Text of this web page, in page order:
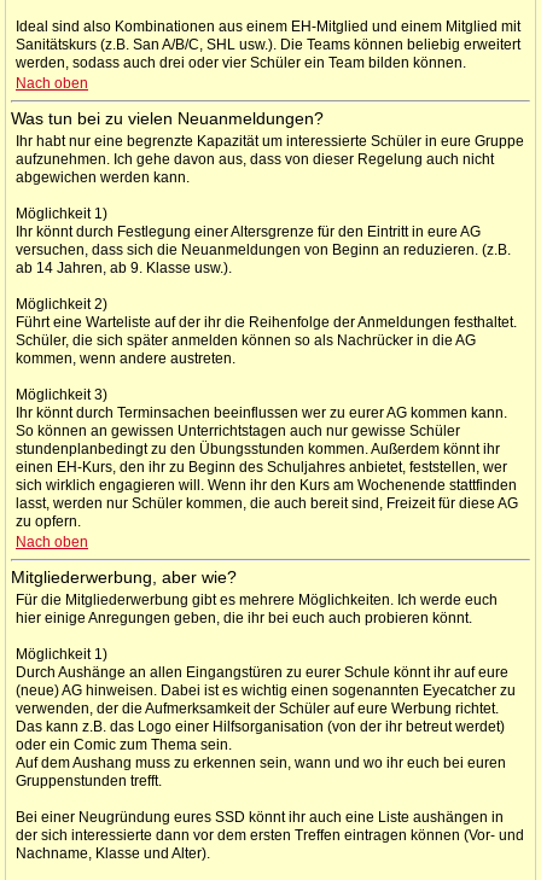
Ideal sind also Kombinationen aus einem EH-Mitglied und einem Mitglied mit
Sanitätskurs (z.B. San A/B/C, SHL usw.). Die Teams können beliebig erweitert
werden, sodass auch drei oder vier Schüler ein Team bilden können.
Nach oben
Was tun bei zu vielen Neuanmeldungen?
Ihr habt nur eine begrenzte Kapazität um interessierte Schüler in eure Gruppe
aufzunehmen. Ich gehe davon aus, dass von dieser Regelung auch nicht
abgewichen werden kann.
Möglichkeit 1)
Ihr könnt durch Festlegung einer Altersgrenze für den Eintritt in eure AG
versuchen, dass sich die Neuanmeldungen von Beginn an reduzieren. (z.B.
ab 14 Jahren, ab 9. Klasse usw.).
Möglichkeit 2)
Führt eine Warteliste auf der ihr die Reihenfolge der Anmeldungen festhaltet.
Schüler, die sich später anmelden können so als Nachrücker in die AG
kommen, wenn andere austreten.
Möglichkeit 3)
Ihr könnt durch Terminsachen beeinflussen wer zu eurer AG kommen kann.
So können an gewissen Unterrichtstagen auch nur gewisse Schüler
stundenplanbedingt zu den Übungsstunden kommen. Außerdem könnt ihr
einen EH-Kurs, den ihr zu Beginn des Schuljahres anbietet, feststellen, wer
sich wirklich engagieren will. Wenn ihr den Kurs am Wochenende stattfinden
lasst, werden nur Schüler kommen, die auch bereit sind, Freizeit für diese AG
zu opfern.
Nach oben
Mitgliederwerbung, aber wie?
Für die Mitgliederwerbung gibt es mehrere Möglichkeiten. Ich werde euch
hier einige Anregungen geben, die ihr bei euch auch probieren könnt.
Möglichkeit 1)
Durch Aushänge an allen Eingangstüren zu eurer Schule könnt ihr auf eure
(neue) AG hinweisen. Dabei ist es wichtig einen sogenannten Eyecatcher zu
verwenden, der die Aufmerksamkeit der Schüler auf eure Werbung richtet.
Das kann z.B. das Logo einer Hilfsorganisation (von der ihr betreut werdet)
oder ein Comic zum Thema sein.
Auf dem Aushang muss zu erkennen sein, wann und wo ihr euch bei euren
Gruppenstunden trefft.
Bei einer Neugründung eures SSD könnt ihr auch eine Liste aushängen in
der sich interessierte dann vor dem ersten Treffen eintragen können (Vor- und
Nachname, Klasse und Alter).